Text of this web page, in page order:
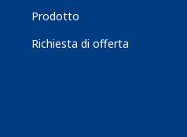
Prodotto
Richiesta di offerta